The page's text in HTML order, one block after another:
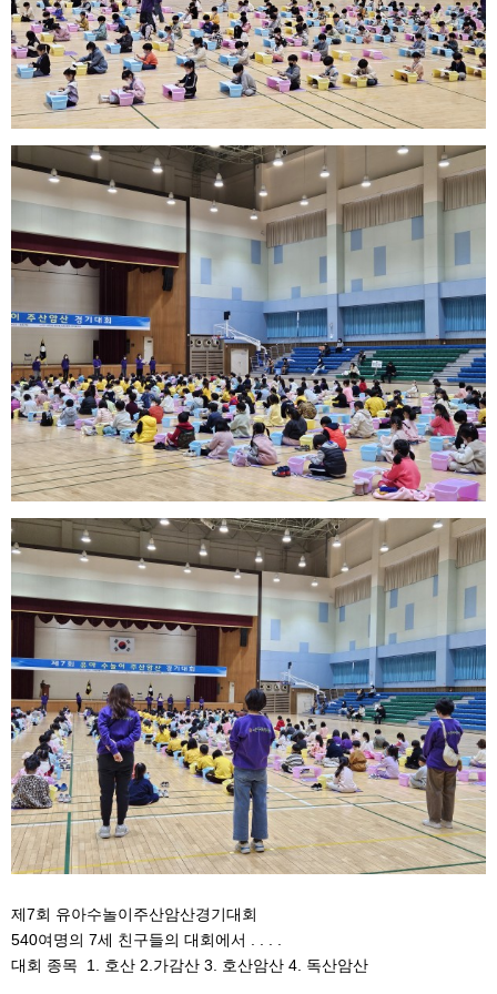
제7회 유아수놀이주산암산경기대회
540여명의 7세 친구들의 대회에서 . . . .
대회 종목 1. 호산 2.가감산 3. 호산암산 4. 독산암산